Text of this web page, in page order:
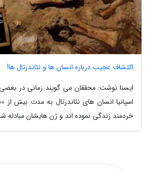
اکتشاف عجیب درباره انسان ها و نئاندرتال ها!
ایسنا نوشت: محققان می گویند زمانی در
خردمند زندگی نموده اند و ژن هایشان مبادله